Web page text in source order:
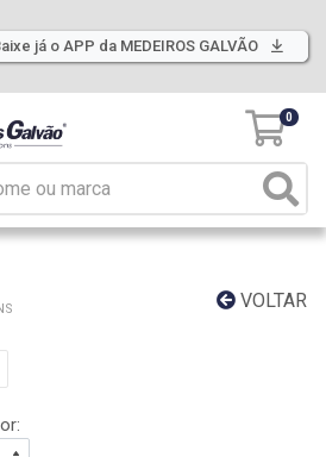
já o APP da MEDEIROS GALVÃO
0
VOLTAR